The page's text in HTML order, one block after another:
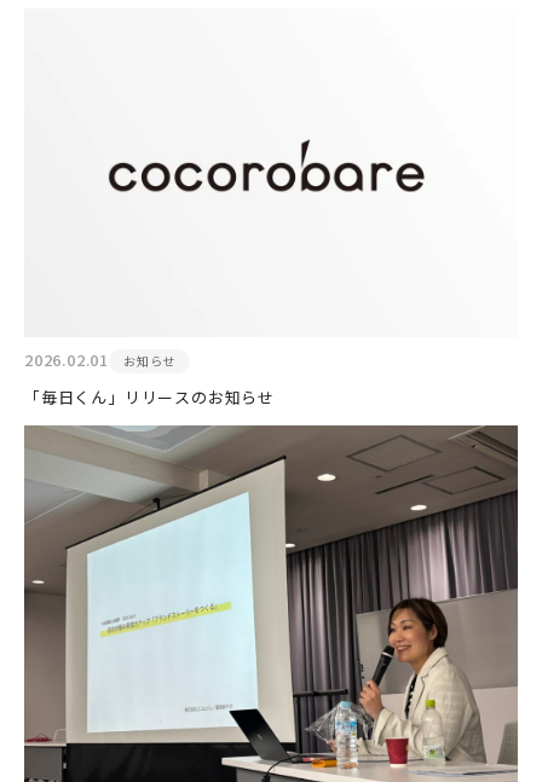
2026.02.01 お知らせ
「毎日くん」リリースのお知らせ